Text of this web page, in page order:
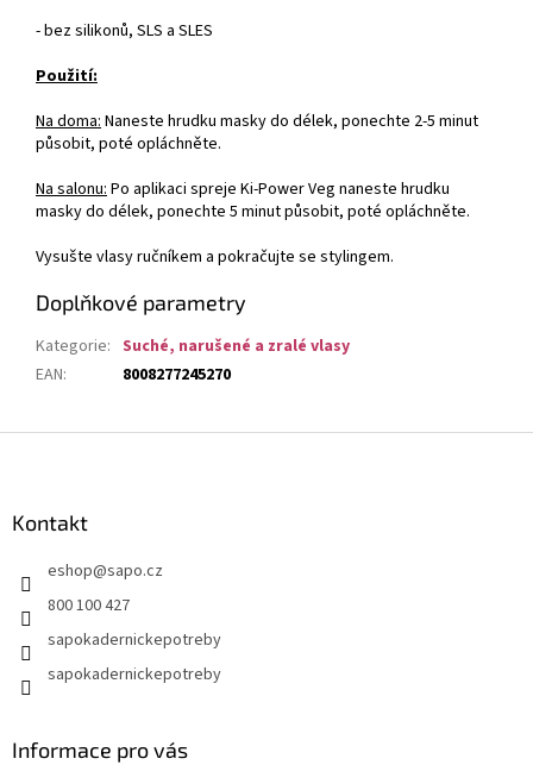
- bez silikonů, SLS a SLES
Použití:
Na doma:Naneste hrudku masky do délek, ponechte 2-5 minut
působit, poté opláchněte.
Na salonu:Po aplikaci spreje Ki-Power Veg naneste hrudku
masky do délek, ponechte 5 minut působit, poté opláchněte.
Vysušte vlasy ručníkem a pokračujte se stylingem.
Doplňkové parametry
Kategorie: Suché, narušené a zralé vlasy
EAN: 8008277245270
Kontakt
eshop@sapo.cz
800 100 427
sapokadernickepotreby
sapokadernickepotreby
Informace pro vás